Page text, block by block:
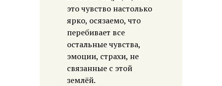
это чувство настолько
ярко, осязаемо, что
перебивает все
остальные чувства,
эмоции, страхи, не
связанные с этой
землёй.